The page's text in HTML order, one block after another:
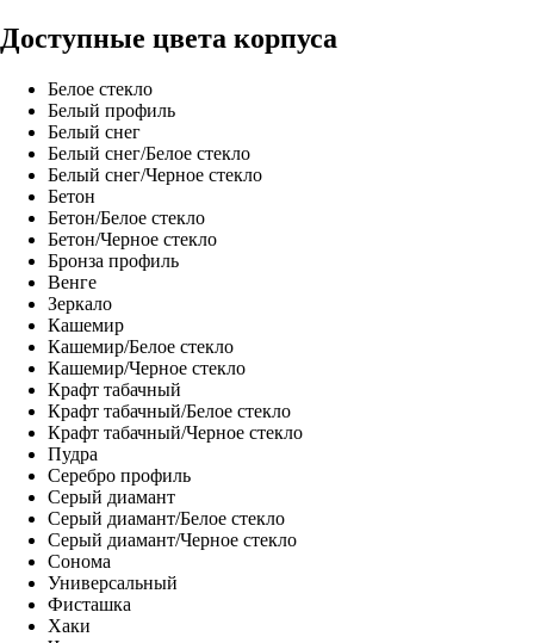
Доступные цвета корпуса
Белое стекло
Белый профиль
Белый снег
Белый снег/Белое стекло
Белый снег/Черное стекло
Бетон
Бетон/Белое стекло
Бетон/Черное стекло
Бронза профиль
Венге
Зеркало
Кашемир
Кашемир/Белое стекло
Кашемир/Черное стекло
Крафт табачный
Крафт табачный/Белое стекло
Крафт табачный/Черное стекло
Пудра
Серебро профиль
Серый диамант
Серый диамант/Белое стекло
Серый диамант/Черное стекло
Сонома
Универсальный
Фисташка
Хаки